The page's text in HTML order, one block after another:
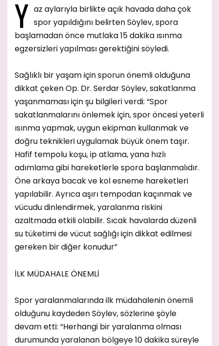
Y az aylarıyla birlikte açık havada daha çok
spor yapıldığını belirten Söylev, spora
başlamadan önce mutlaka 15 dakika ısınma
egzersizleri yapılması gerektiğini söyledi.
Sağlıklı bir yaşam için sporun önemli olduğuna
dikkat çeken Op. Dr. Serdar Söylev, sakatlanma
yaşanmaması için şu bilgileri verdi: “Spor
sakatlanmalarını önlemek için, spor öncesi yeterli
ısınma yapmak, uygun ekipman kullanmak ve
doğru teknikleri uygulamak büyük önem taşır.
Hafif tempolu koşu, ip atlama, yana hızlı
adımlama gibi hareketlerle spora başlanmalıdır.
Öne arkaya bacak ve kol esneme hareketleri
yapılabilir. Ayrıca aşırı tempodan kaçınmak ve
vücudu dinlendirmek, yaralanma riskini
azaltmada etkili olabilir. Sıcak havalarda düzenli
su tüketimi de vücut sağlığı için dikkat edilmesi
gereken bir diğer konudur”
İLK MÜDAHALE ÖNEMLİ
Spor yaralanmalarında ilk müdahalenin önemli
olduğunu kaydeden Söylev, sözlerine şöyle
devam etti: “Herhangi bir yaralanma olması
durumunda yaralanan bölgeye 10 dakika süreyle